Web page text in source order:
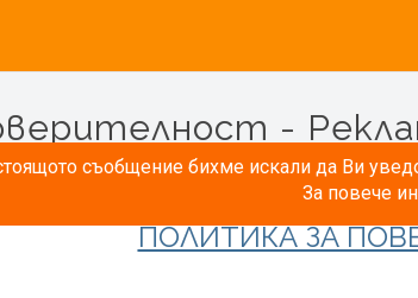
съобщение бихме искали да Ви
За повече
-
ПОЛИТИКА ЗА